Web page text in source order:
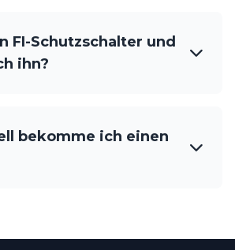
FI-Schutzschalter und
ihn?
bekomme ich einen